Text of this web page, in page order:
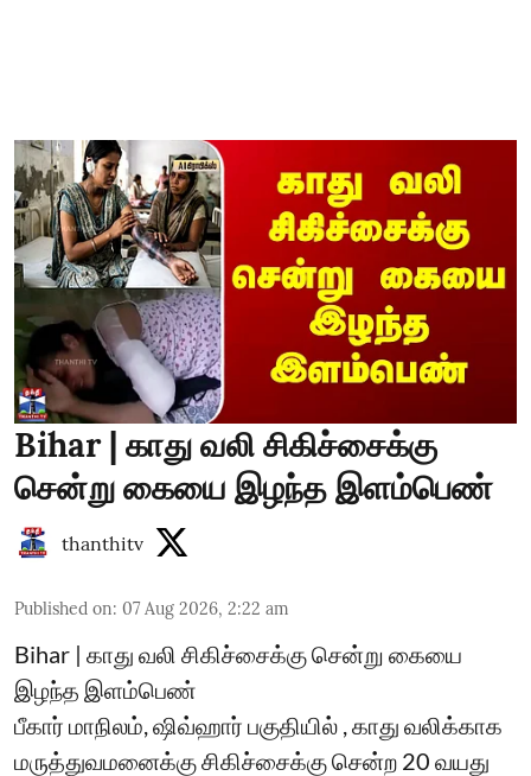
Bihar | காது வலி சிகிச்சைக்கு
சென்று கையை இழந்த இளம்பெண்
thanthitv
Published on: 07 Aug 2026, 2:22 am
Bihar | காது வலி சிகிச்சைக்கு சென்று கையை
இழந்த இளம்பெண்
பீகார் மாநிலம், ஷிவ்ஹார் பகுதியில் , காது வலிக்காக
மருத்துவமனைக்கு சிகிச்சைக்கு சென்ற 20 வயது